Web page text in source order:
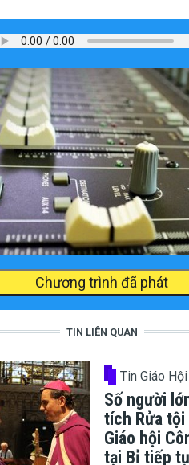
Chương trình đã phát
TIN LIÊN QUAN
Tin Giáo Hội
Số người
tích Rửa tội
Giáo hội
tại Bỉ tiếp